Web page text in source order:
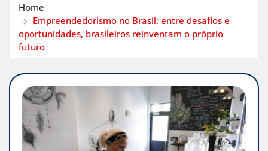
Home
Empreendedorismo no Brasil: entre desafios e
oportunidades, brasileiros reinventam o próprio
futuro